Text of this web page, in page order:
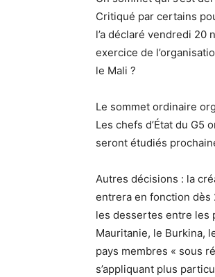
Critiqué par certains
l’a déclaré vendredi
exercice de
le Mali ?
Le sommet ordinaire
Les chefs d’État du
seront étudiés
Autres décisions : la
entrera en fonction dès
les dessertes entre les
Mauritanie, le Burkina,
pays membres « sous
s’appliquant plus